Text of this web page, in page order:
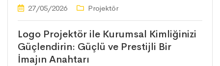
27/05/2026 Projektör
Logo Projektör ile Kurumsal Kimliğinizi
Güçlendirin: Güçlü ve Prestijli Bir
İmajın Anahtarı